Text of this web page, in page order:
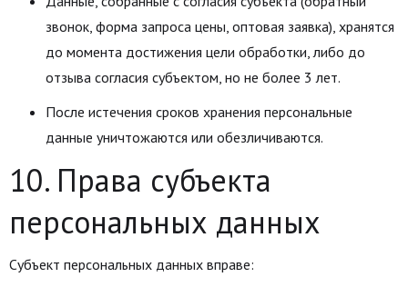
звонок, форма запроса цены, оптовая заявка), хранятся
до момента достижения цели обработки, либо до
отзыва согласия субъектом, но не более 3 лет.
После истечения сроков хранения персональные
данные уничтожаются или обезличиваются.
10. Права субъекта
персональных данных
Субъект персональных данных вправе: